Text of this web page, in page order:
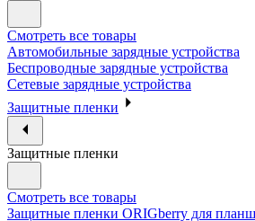
Смотреть все товары
Автомобильные зарядные устройства
Беспроводные зарядные устройства
Сетевые зарядные устройства
Защитные пленки
Защитные пленки
Смотреть все товары
Защитные пленки ORIGberry для